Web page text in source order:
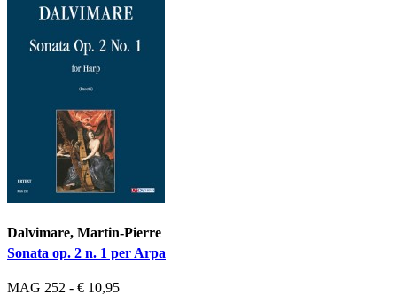
Dalvimare, Martin-Pierre
Sonata op. 2 n. 1 per Arpa
MAG 252 - € 10,95